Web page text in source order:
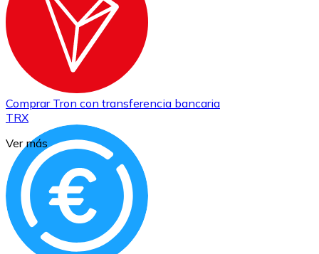
Comprar Tron con transferencia bancaria
TRX
Ver más